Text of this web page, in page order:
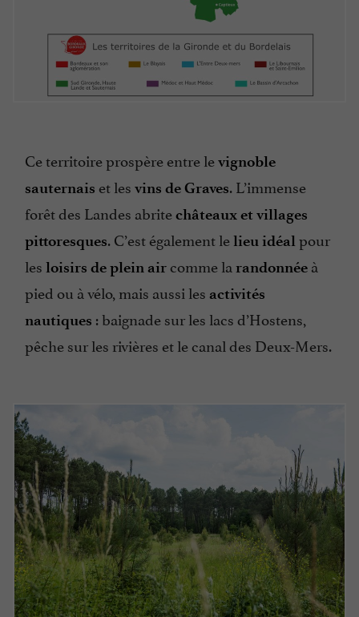
Ce territoire prospère entre levignoble
sauternais et les vins de Graves. L’immense
forêt des Landes abritechâteaux et villages
pittoresques. C’est également lelieu idéal pour
les loisirs de plein air comme la randonnée à
pied ou à vélo, mais aussi les activités
nautiques : baignade sur les lacs d’Hostens,
pêche sur les rivières et le canal des Deux-Mers.